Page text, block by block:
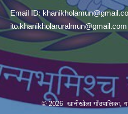
Email ID:
ito.khanikholaruralmun@gmail.com
© 2026 खानीखोला गाँउपालिका,